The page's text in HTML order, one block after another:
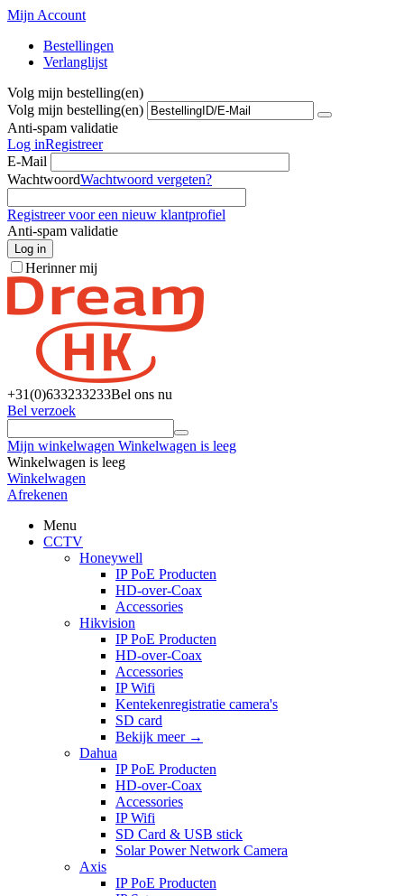
Mijn Account
Bestellingen
Verlanglijst
Volg mijn bestelling(en)
Volg mijn bestelling(en)
Anti-spam validatie
Log inRegistreer
E-Mail
WachtwoordWachtwoord vergeten?
Registreer voor een nieuw klantprofiel
Anti-spam validatie
Log in
Herinner mij
+31(0)633233233Bel ons nu
Bel verzoek
Mijn winkelwagen Winkelwagen is leeg
Winkelwagen is leeg
Winkelwagen
Afrekenen
Menu
CCTV
Honeywell
IP PoE Producten
HD-over-Coax
Accessories
Hikvision
IP PoE Producten
HD-over-Coax
Accessories
IP Wifi
Kentekenregistratie camera's
SD card
Bekijk meer →
Dahua
IP PoE Producten
HD-over-Coax
Accessories
IP Wifi
SD Card & USB stick
Solar Power Network Camera
Axis
IP PoE Producten